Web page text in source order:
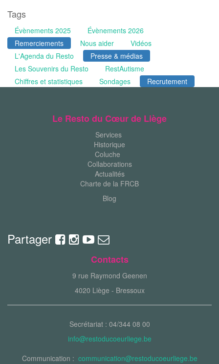
Tags
Évènements 2025
Évènements 2026
Remerciements
Nous aider
Vidéos
L'Agenda du Resto
Presse & médias
Les Souvenirs du Resto
RestAutisme
Chiffres et statistiques
Sondages Recrutement
Le Resto du Cœur de Liège
Services
Historique
Coluche
Collaborations
Actualités
Charte de la FRCB
Blog
Partager
Contacts
9 rue Raymond Geenen
4020 Liège - Bressoux
Secrétariat : 04/344 08 00
info@restoducoeurliege.be
Communication : communication@restoducoeurliege.be